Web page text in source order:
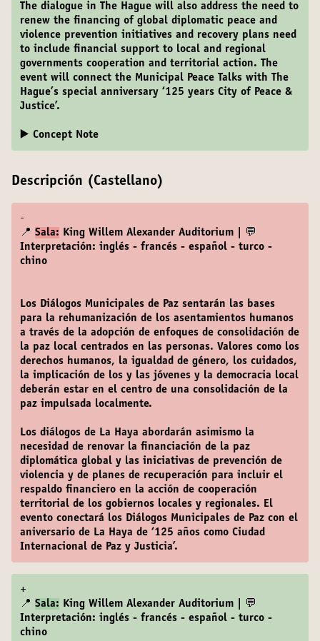
The dialogue in The Hague will also address the need to
renew the financing of global diplomatic peace and
violence prevention initiatives and recovery plans need
to include financial support to local and regional
governments cooperation and territorial action. The
event will connect the Municipal Peace Talks with The
Hague’s special anniversary ‘125 years City of Peace &
Justice’.
▶️ Concept Note
Descripción (Castellano)
-
📍 Sala: King Willem Alexander Auditorium | 💬
Interpretación: inglés - francés - español - turco -
chino
Los Diálogos Municipales de Paz sentarán las bases
para la rehumanización de los asentamientos humanos
a través de la adopción de enfoques de consolidación de
la paz local centrados en las personas. Valores como los
derechos humanos, la igualdad de género, los cuidados,
la implicación de los y las jóvenes y la democracia local
deberán estar en el centro de una consolidación de la
paz impulsada localmente.
Los diálogos de La Haya abordarán asimismo la
necesidad de renovar la financiación de la paz
diplomática global y las iniciativas de prevención de
violencia y de planes de recuperación para incluir el
respaldo financiero en la acción de cooperación
territorial de los gobiernos locales y regionales. El
evento conectará los Diálogos Municipales de Paz con el
aniversario de La Haya de ‘125 años como Ciudad
Internacional de Paz y Justicia’.
+
📍 Sala: King Willem Alexander Auditorium | 💬
Interpretación: inglés - francés - español - turco -
chino